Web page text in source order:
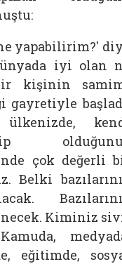
yapabilirim?'
iyi olan
kişinin
gayretiyle
çok değerli
Belki
Kiminiz
eğitimde,